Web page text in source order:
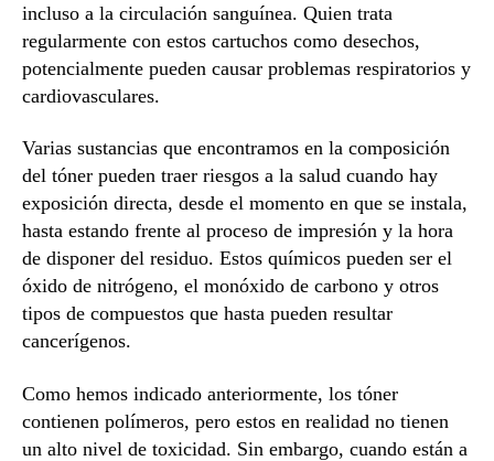
incluso a la circulación sanguínea. Quien trata
regularmente con estos cartuchos como desechos,
potencialmente pueden causar problemas respiratorios y
cardiovasculares.
Varias sustancias que encontramos en la composición
del tóner pueden traer riesgos a la salud cuando hay
exposición directa, desde el momento en que se instala,
hasta estando frente al proceso de impresión y la hora
de disponer del residuo. Estos químicos pueden ser el
óxido de nitrógeno, el monóxido de carbono y otros
tipos de compuestos que hasta pueden resultar
cancerígenos.
Como hemos indicado anteriormente, los tóner
contienen polímeros, pero estos en realidad no tienen
un alto nivel de toxicidad. Sin embargo, cuando están a